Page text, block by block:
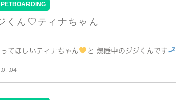
PETBOARDING
くん♡ティナちゃん
てほしいティナちゃん と 爆睡中のジジくんです